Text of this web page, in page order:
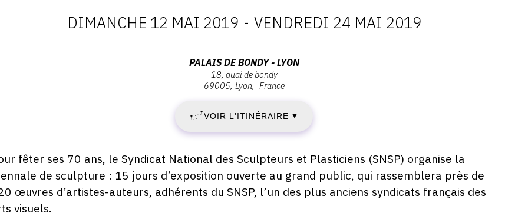
:
DIMANCHE
12
MAI
2019
DIMANCHE 12 MAI 2019 - VENDREDI 24 MAI 2019
18,
Quai
de
PALAIS DE BONDY - LYON
18, quai de bondy
69005 Lyon France
VOIR L'ITINÉRAIRE ▼
fêter ses 70 ans, le Syndicat National des Sculpteurs et Plasticiens (SNSP) organise la
de sculpture : 15 jours d’exposition ouverte au grand public, qui rassemblera près de
œuvres d’artistes-auteurs, adhérents du SNSP, l’un des plus anciens syndicats français des
visuels.